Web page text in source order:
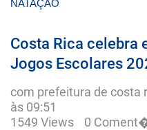
NATAÇÃO
Costa Rica celebra
Jogos Escolares
com prefeitura de costa
às 09:51
1549 Views
0